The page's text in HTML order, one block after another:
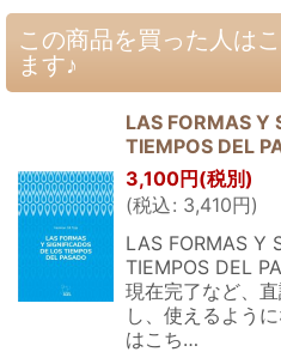
この商品を買った人は
ます♪
LAS FORMAS Y
TIEMPOS DEL
3,100円 (税別)
(税込: 3,410円)
LAS FORMAS Y
TIEMPOS DEL
現在完了など、
し、使えるよう
はこち…